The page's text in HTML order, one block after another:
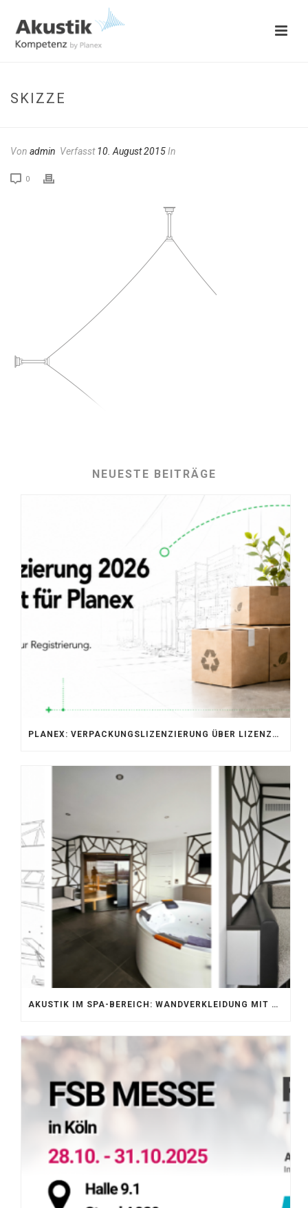
SKIZZE
Von admin Verfasst10. August 2015In
0
NEUESTE BEITRÄGE
PLANEX: VERPACKUNGSLIZENZIERUNG ÜBER LIZENZERO & LUCID 2026
AKUSTIK IM SPA-BEREICH: WANDVERKLEIDUNG MIT SILENTPROTECT CORE